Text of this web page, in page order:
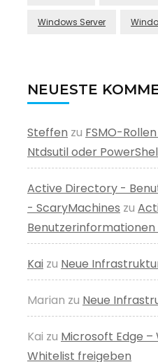
Windows Server
NEUESTE
Steffen zu FSMO-
Ntdsutil oder
Active Directory -
- ScaryMachines zu
Kai zu Neue
Marian zu Neue
Kai zu Microsoft Edge
Whitelist freigeben